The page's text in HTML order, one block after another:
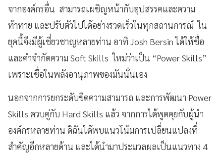
จากองค์กรอื่น สามารถเผชิญหน้ากับอุปสรรคและความ
ท้าทาย และปรับตัวไปได้อย่างรวดเร็วในทุกสถานการณ์ ใน
ยุคนี้จึงมีผู้เชี่ยวชาญหลายท่าน อาทิ Josh Bersin ได้ให้ชื่อ
และคำจำกัดความ Soft Skills ใหม่ว่าเป็น “Power Skills”
เพราะเชื่อในพลังอานุภาพของมันนั่นเอง
นอกจากการยกระดับขีดความสามารถ และการพัฒนา Power
Skills ควบคู่กับ Hard Skills แล้ว จากการได้พูดคุยกับผู้นำ
องค์กรหลายท่าน ดิฉันได้พบแนวโน้มการเปลี่ยนแปลงที่
สำคัญอีกหลายด้าน และได้นำมาประมวลผลเป็นแนวทาง 4